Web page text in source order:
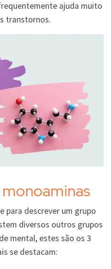
ajuda muito
transtornos.
para descrever um grupo
diversos outros grupos
mental, estes são os 3
se destacam: